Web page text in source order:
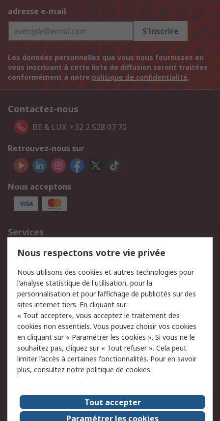
adresse e-mail
S'inscrire
Les données personnelles que vous nous fournissez en
vous inscrivant à cette liste de diffusion seront traitées
conformément à notre politique de confidentialité.
Contactez-nous
BE & LUX: +32 2 528 07 70
Retrouvez-nous sur
Nous acceptons
Services
750.000 produits
2.500 marques
Retours
Support technique
Track & trace
Legal
Politique de cookies
Sécurité des e-mails
Politique de protection
des données - Mise à
jour
Conditions générales
de vente
A propos de RS
Le groupe RS Group A propos de RS
Nous respectons votre vie privée
Nous utilisons des cookies et autres technologies pour
l'analyse statistique de l'utilisation, pour la
personnalisation et pour l’affichage de publicités sur des
sites internet tiers. En cliquant sur
« Tout accepter», vous acceptez le traitement des
cookies non essentiels. Vous pouvez choisir vos cookies
en cliquant sur « Paramétrer les cookies ». Si vous ne le
souhaitez pas, cliquez sur « Tout refuser ». Cela peut
limiter l’accès à certaines fonctionnalités. Pour en savoir
plus, consultez notre politique de cookies.
Tout accepter
Paramétrer les cookies